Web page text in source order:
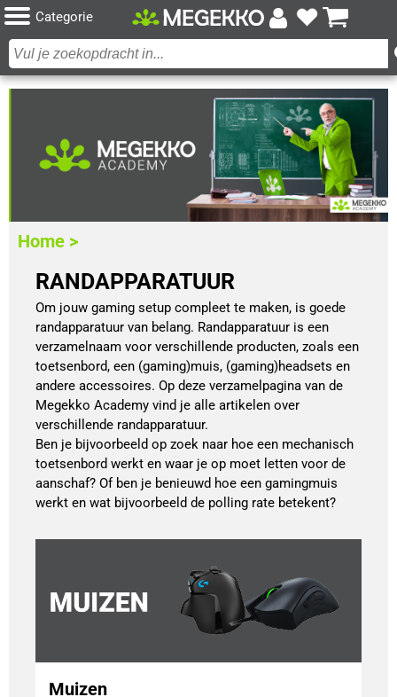
Categorie
Home >
RANDAPPARATUUR
Om jouw gaming setup compleet te maken, is goede
randapparatuur van belang. Randapparatuur is een
verzamelnaam voor verschillende producten, zoals een
toetsenbord, een (gaming)muis, (gaming)headsets en
andere accessoires. Op deze verzamelpagina van de
Megekko Academy vind je alle artikelen over
verschillende randapparatuur.
Ben je bijvoorbeeld op zoek naar hoe een mechanisch
toetsenbord werkt en waar je op moet letten voor de
aanschaf? Of ben je benieuwd hoe een gamingmuis
werkt en wat bijvoorbeeld de polling rate betekent?
Muizen